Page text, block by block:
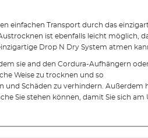
einfachen Transport durch das
ist ebenfalls leicht möglich,
Drop N Dry System atmen
sie and den Cordura-Aufhängern
Weise zu trocknen und so
und Schäden zu verhindern. Außerdem
Sie stehen können, damit Sie sich am